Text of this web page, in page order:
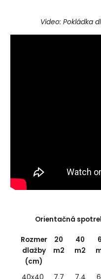
Video: Pokládka
Orientačná
Rozmer
dlažby
(cm)
20
m2
40
m2